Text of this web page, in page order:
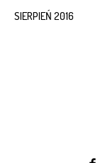
SIERPIEŃ 2016